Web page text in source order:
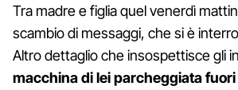
Tra madre e figlia quel venerdì
scambio di messaggi, che si è
Altro dettaglio che insospettisce gli
macchina di lei parcheggiata